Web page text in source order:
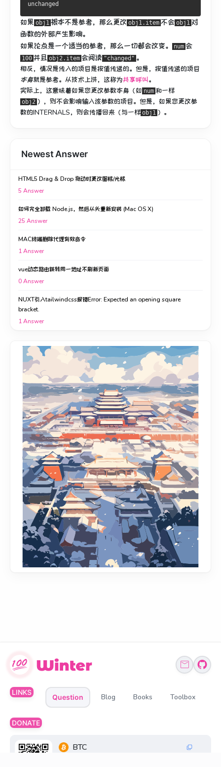
unchanged
如果 obj1 根本不是参考，那么更改 obj1.item 不会 obj1 对
函数的外部产生影响。
如果论点是一个适当的参考，那么一切都会改变。
num 会
100 并且 obj2.item 会阅读 "changed" 。
相反，情况是传入的项目是按值传递的。 但是，按值传递的项目
本身就是参考。 从技术上讲，这称为共享呼叫。
实际上，这意味着如果您更改参数本身（如 num 和一样
obj2 ），则不会影响输入该参数的项目。 但是，如果您更改参
数的INTERNALS，则会传播回来（与一样 obj1 ）。
Newest Answer
HTML5 Drag & Drop 拖动时更改图标/光标
5 Answer
如何完全卸载 Node.js，然后从头重新安装 (Mac OS X)
25 Answer
MAC终端删除代理有效命令
1Answer
vue动态路由跳转同一地址不刷新页面
0Answer
NUXT引入tailwindcss报错Error: Expected an opening square
bracket.
1Answer
LINKS
Question Blog Books Toolbox
DONATE
BTC